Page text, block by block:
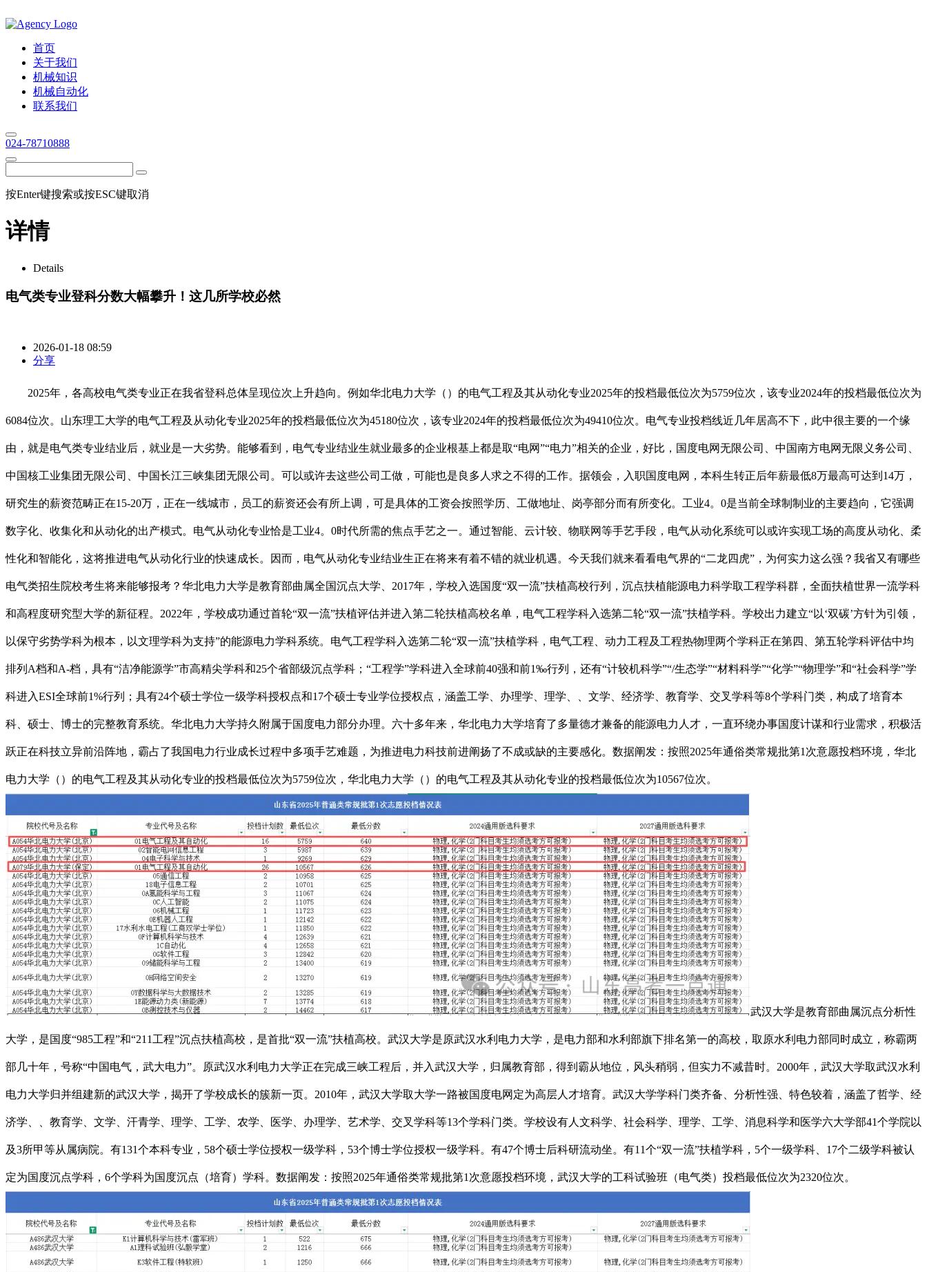
首页
关于我们
机械知识
机械自动化
联系我们
024-78710888
按Enter键搜索或按ESC键取消
详情
Details
电气类专业登科分数大幅攀升！这几所学校必然
2026-01-18 08:59
分享
2025年，各高校电气类专业正在我省登科总体呈现位次上升趋向。例如华北电力大学（）的电气工程及其从动化专业2025年的投档最低位次为5759位次，该专业2024年的投档最低位次为
6084位次。山东理工大学的电气工程及从动化专业2025年的投档最低位次为45180位次，该专业2024年的投档最低位次为49410位次。电气专业投档线近几年居高不下，此中很主要的一个缘
由，就是电气类专业结业后，就业是一大劣势。能够看到，电气专业结业生就业最多的企业根基上都是取“电网”“电力”相关的企业，好比，国度电网无限公司、中国南方电网无限义务公司、
中国核工业集团无限公司、中国长江三峡集团无限公司。可以或许去这些公司工做，可能也是良多人求之不得的工作。据领会，入职国度电网，本科生转正后年薪最低8万最高可达到14万，
研究生的薪资范畴正在15-20万，正在一线城市，员工的薪资还会有所上调，可是具体的工资会按照学历、工做地址、岗亭部分而有所变化。工业4。0是当前全球制制业的主要趋向，它强调
数字化、收集化和从动化的出产模式。电气从动化专业恰是工业4。0时代所需的焦点手艺之一。通过智能、云计较、物联网等手艺手段，电气从动化系统可以或许实现工场的高度从动化、柔
性化和智能化，这将推进电气从动化行业的快速成长。因而，电气从动化专业结业生正在将来有着不错的就业机遇。今天我们就来看看电气界的“二龙四虎”，为何实力这么强？我省又有哪些
电气类招生院校考生将来能够报考？华北电力大学是教育部曲属全国沉点大学、2017年，学校入选国度“双一流”扶植高校行列，沉点扶植能源电力科学取工程学科群，全面扶植世界一流学科
和高程度研究型大学的新征程。2022年，学校成功通过首轮“双一流”扶植评估并进入第二轮扶植高校名单，电气工程学科入选第二轮“双一流”扶植学科。学校出力建立“以‘双碳’方针为引领，
以保守劣势学科为根本，以文理学科为支持”的能源电力学科系统。电气工程学科入选第二轮“双一流”扶植学科，电气工程、动力工程及工程热物理两个学科正在第四、第五轮学科评估中均
排列A档和A-档，具有“洁净能源学”市高精尖学科和25个省部级沉点学科；“工程学”学科进入全球前40强和前1‰行列，还有“计较机科学”“/生态学”“材料科学”“化学”“物理学”和“社会科学”学
科进入ESI全球前1%行列；具有24个硕士学位一级学科授权点和17个硕士专业学位授权点，涵盖工学、办理学、理学、、文学、经济学、教育学、交叉学科等8个学科门类，构成了培育本
科、硕士、博士的完整教育系统。华北电力大学持久附属于国度电力部分办理。六十多年来，华北电力大学培育了多量德才兼备的能源电力人才，一直环绕办事国度计谋和行业需求，积极活
跃正在科技立异前沿阵地，霸占了我国电力行业成长过程中多项手艺难题，为推进电力科技前进阐扬了不成或缺的主要感化。数据阐发：按照2025年通俗类常规批第1次意愿投档环境，华北
电力大学（）的电气工程及其从动化专业的投档最低位次为5759位次，华北电力大学（）的电气工程及其从动化专业的投档最低位次为10567位次。
武汉大学是教育部曲属沉点分析性
大学，是国度“985工程”和“211工程”沉点扶植高校，是首批“双一流”扶植高校。武汉大学是原武汉水利电力大学，是电力部和水利部旗下排名第一的高校，取原水利电力部同时成立，称霸两
部几十年，号称“中国电气，武大电力”。原武汉水利电力大学正在完成三峡工程后，并入武汉大学，归属教育部，得到霸从地位，风头稍弱，但实力不减昔时。2000年，武汉大学取武汉水利
电力大学归并组建新的武汉大学，揭开了学校成长的簇新一页。2010年，武汉大学取大学一路被国度电网定为高层人才培育。武汉大学学科门类齐备、分析性强、特色较着，涵盖了哲学、经
济学、、教育学、文学、汗青学、理学、工学、农学、医学、办理学、艺术学、交叉学科等13个学科门类。学校设有人文科学、社会科学、理学、工学、消息科学和医学六大学部41个学院以
及3所甲等从属病院。有131个本科专业，58个硕士学位授权一级学科，53个博士学位授权一级学科。有47个博士后科研流动坐。有11个“双一流”扶植学科，5个一级学科、17个二级学科被认
定为国度沉点学科，6个学科为国度沉点（培育）学科。数据阐发：按照2025年通俗类常规批第1次意愿投档环境，武汉大学的工科试验班（电气类）投档最低位次为2320位次。